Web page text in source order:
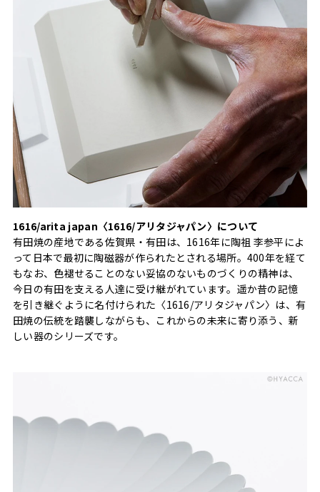
1616/arita japan〈1616/アリタジャパン〉について
有田焼の産地である佐賀県・有田は、1616年に陶祖 李参平によ
って日本で最初に陶磁器が作られたとされる場所。400年を経て
もなお、色褪せることのない妥協のないものづくりの精神は、
今日の有田を支える人達に受け継がれています。遥か昔の記憶
を引き継ぐように名付けられた〈1616/アリタジャパン〉は、有
田焼の伝統を踏襲しながらも、これからの未来に寄り添う、新
しい器のシリーズです。